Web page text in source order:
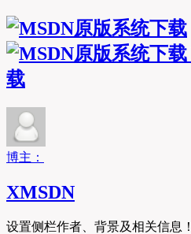
载
博主：
XMSDN
设置侧栏作者、背景及相关信息！